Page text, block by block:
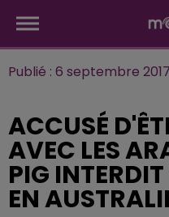
Publié : 6 septembre
ACCUSÉ
AVEC LES
PIG
EN